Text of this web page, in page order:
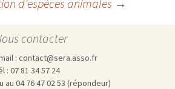
d’espèces animales →
contacter
: contact@sera.asso.fr
: 07 81 34 57 24
au 04 76 47 02 53 (répondeur)